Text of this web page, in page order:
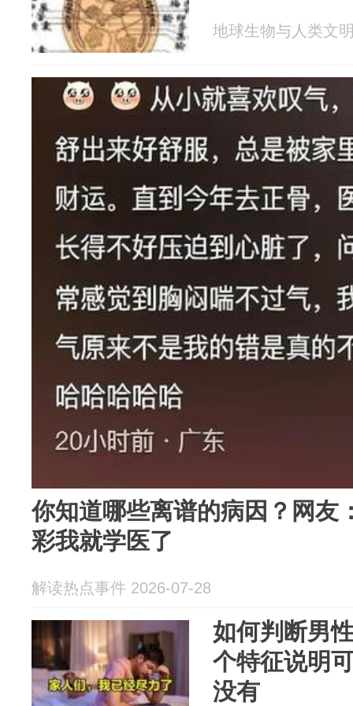
地球生物与人类文
你知道哪些离谱的病因？网友
彩我就学医了
解读热点事件 2026-07-28
如何判断男
个特征说明
没有